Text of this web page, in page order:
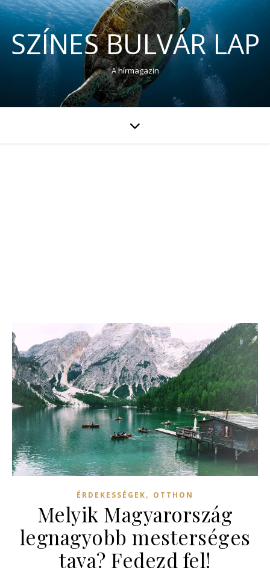
SZÍNES BULVÁR LAP
A hírmagazin
ÉRDEKESSÉGEK, OTTHON
Melyik Magyarország
legnagyobb mesterséges
tava? Fedezd fel!